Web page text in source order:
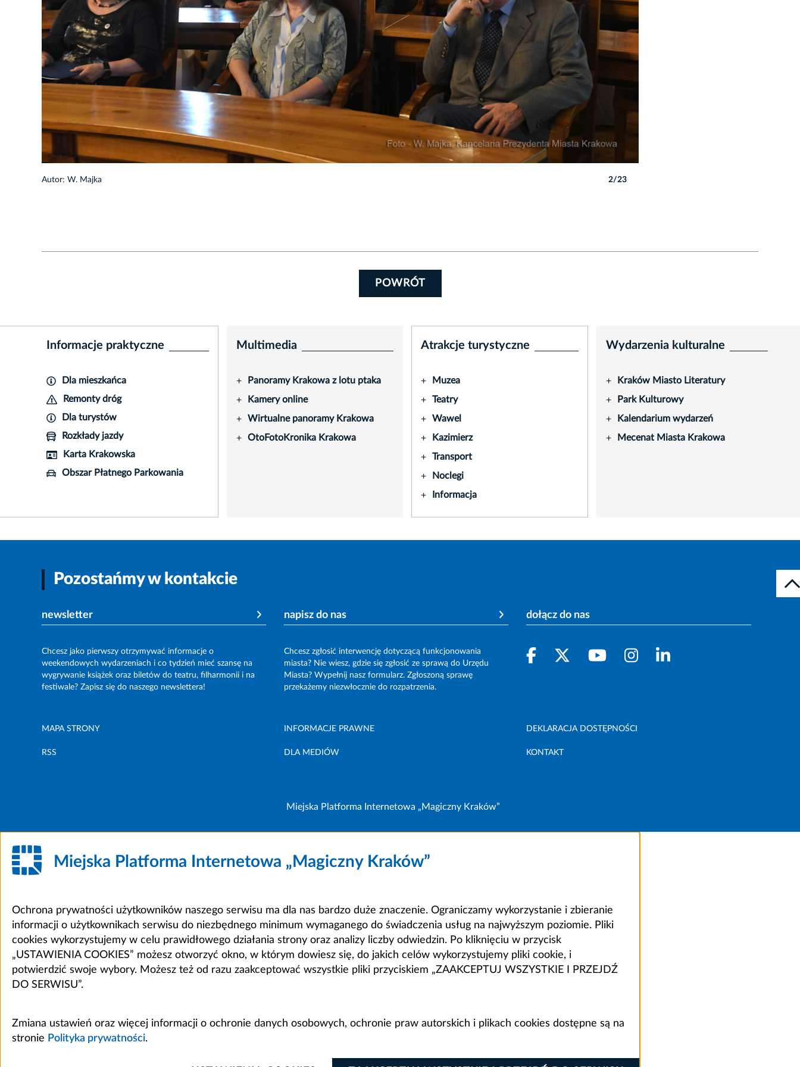
Autor: W. Majka 2/23
POWRÓT
Informacje praktyczne
Dla mieszkańca
Remonty dróg
Dla turystów
Rozkłady jazdy
Karta Krakowska
Obszar Płatnego Parkowania
Multimedia
+ Panoramy Krakowa z lotu ptaka
+ Kamery online
+ Wirtualne panoramy Krakowa
+ OtoFotoKronika Krakowa
Atrakcje turystyczne
+ Muzea
+ Teatry
+ Wawel
+ Kazimierz
+ Transport
+ Noclegi
+ Informacja
Wydarzenia kulturalne
+ Kraków Miasto Literatury
+ Park Kulturowy
+ Kalendarium wydarzeń
+ Mecenat Miasta Krakowa
Pozostańmy w kontakcie
newsletter
Chcesz jako pierwszy otrzymywać informacje o
weekendowych wydarzeniach i co tydzień mieć szansę na
wygrywanie książek oraz biletów do teatru, filharmonii i na
festiwale? Zapisz się do naszego newslettera!
napisz do nas
Chcesz zgłosić interwencję dotyczącą funkcjonowania
miasta? Nie wiesz, gdzie się zgłosić ze sprawą do Urzędu
Miasta? Wypełnij nasz formularz. Zgłoszoną sprawę
przekażemy niezwłocznie do rozpatrzenia.
dołącz do nas
MAPA STRONY INFORMACJE PRAWNE DEKLARACJA DOSTĘPNOŚCI
RSS DLA MEDIÓW KONTAKT
Miejska Platforma Internetowa „Magiczny Kraków”
Miejska Platforma Internetowa „Magiczny Kraków”
Ochrona prywatności użytkowników naszego serwisu ma dla nas bardzo duże znaczenie. Ograniczamy wykorzystanie i zbieranie
informacji o użytkownikach serwisu do niezbędnego minimum wymaganego do świadczenia usług na najwyższym poziomie. Pliki
cookies wykorzystujemy w celu prawidłowego działania strony oraz analizy liczby odwiedzin. Po kliknięciu w przycisk
„USTAWIENIA COOKIES” możesz otworzyć okno, w którym dowiesz się, do jakich celów wykorzystujemy pliki cookie, i
potwierdzić swoje wybory. Możesz też od razu zaakceptować wszystkie pliki przyciskiem „ZAAKCEPTUJ WSZYSTKIE I PRZEJDŹ
DO SERWISU”.
Zmiana ustawień oraz więcej informacji o ochronie danych osobowych, ochronie praw autorskich i plikach cookies dostępne są na
stronie Polityka prywatności.